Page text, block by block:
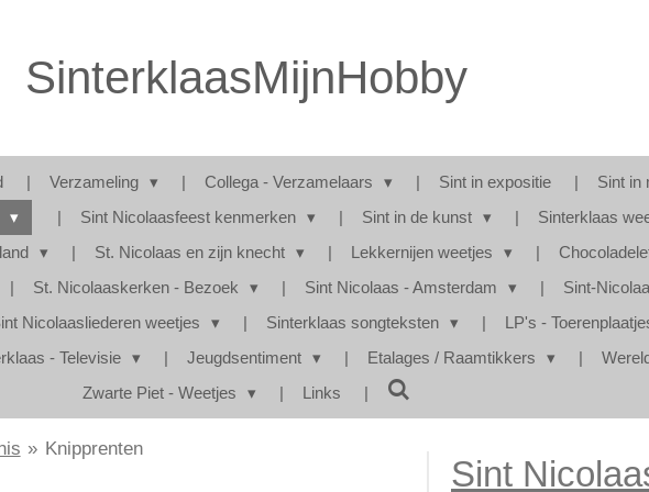
SinterklaasMijnHobby
Verzameling Collega - Verzamelaars Sint in expositie
Sint in
Sint Nicolaasfeest kenmerken Sint in de kunst
Sinterklaas
St. Nicolaas en zijn knecht Lekkernijen weetjes
St. Nicolaaskerken - Bezoek Sint Nicolaas - Amsterdam
Sint-
Nicolaasliederen weetjes Sinterklaas songteksten
LP's -
- Televisie Jeugdsentiment Etalages / Raamtikkers
Zwarte Piet - Weetjes
Links
» Knipprenten
Sint